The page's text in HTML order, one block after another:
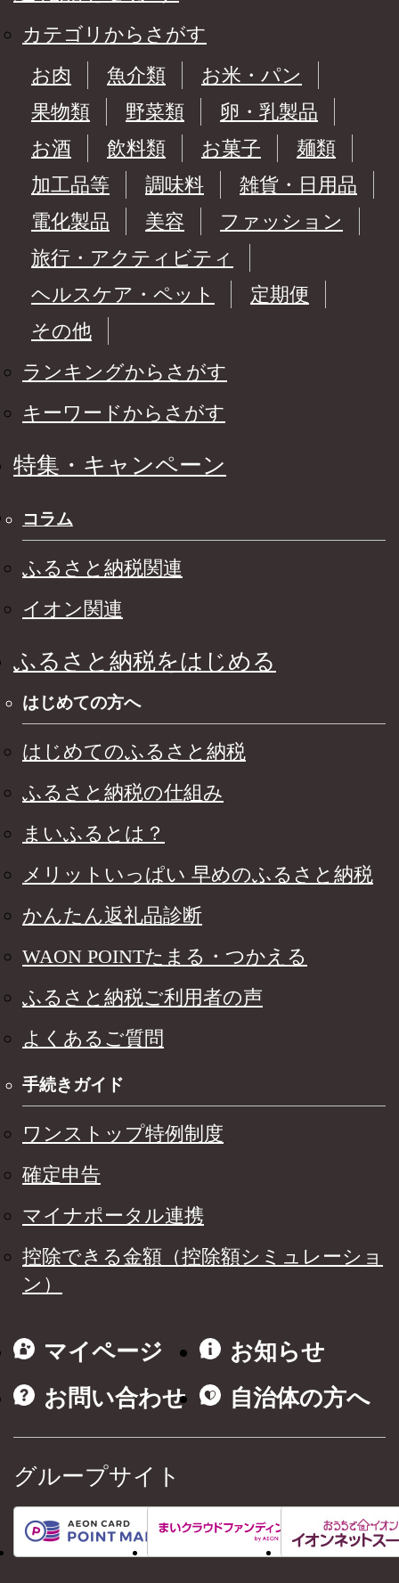
カテゴリからさがす
お肉
魚介類
お米・パン
果物類
野菜類
卵・乳製品
お酒
飲料類 お菓子
麺類
加工品等
調味料
雑貨・日用品
電化製品
美容
ファッション
旅行・アクティビティ
ヘルスケア・ペット
定期便
その他
ランキングからさがす
キーワードからさがす
特集・キャンペーン
コラム
ふるさと納税関連
イオン関連
ふるさと納税をはじめる
はじめての方へ
はじめてのふるさと納税
ふるさと納税の仕組み
まいふるとは？
メリットいっぱい 早めのふるさと納税
かんたん返礼品診断
WAON POINTたまる・つかえる
ふるさと納税ご利用者の声
よくあるご質問
手続きガイド
ワンストップ特例制度
確定申告
マイナポータル連携
控除できる金額（控除額シミュレーショ
ン）
マイページ
お知らせ
お問い合わせ
自治体の方へ
グループサイト